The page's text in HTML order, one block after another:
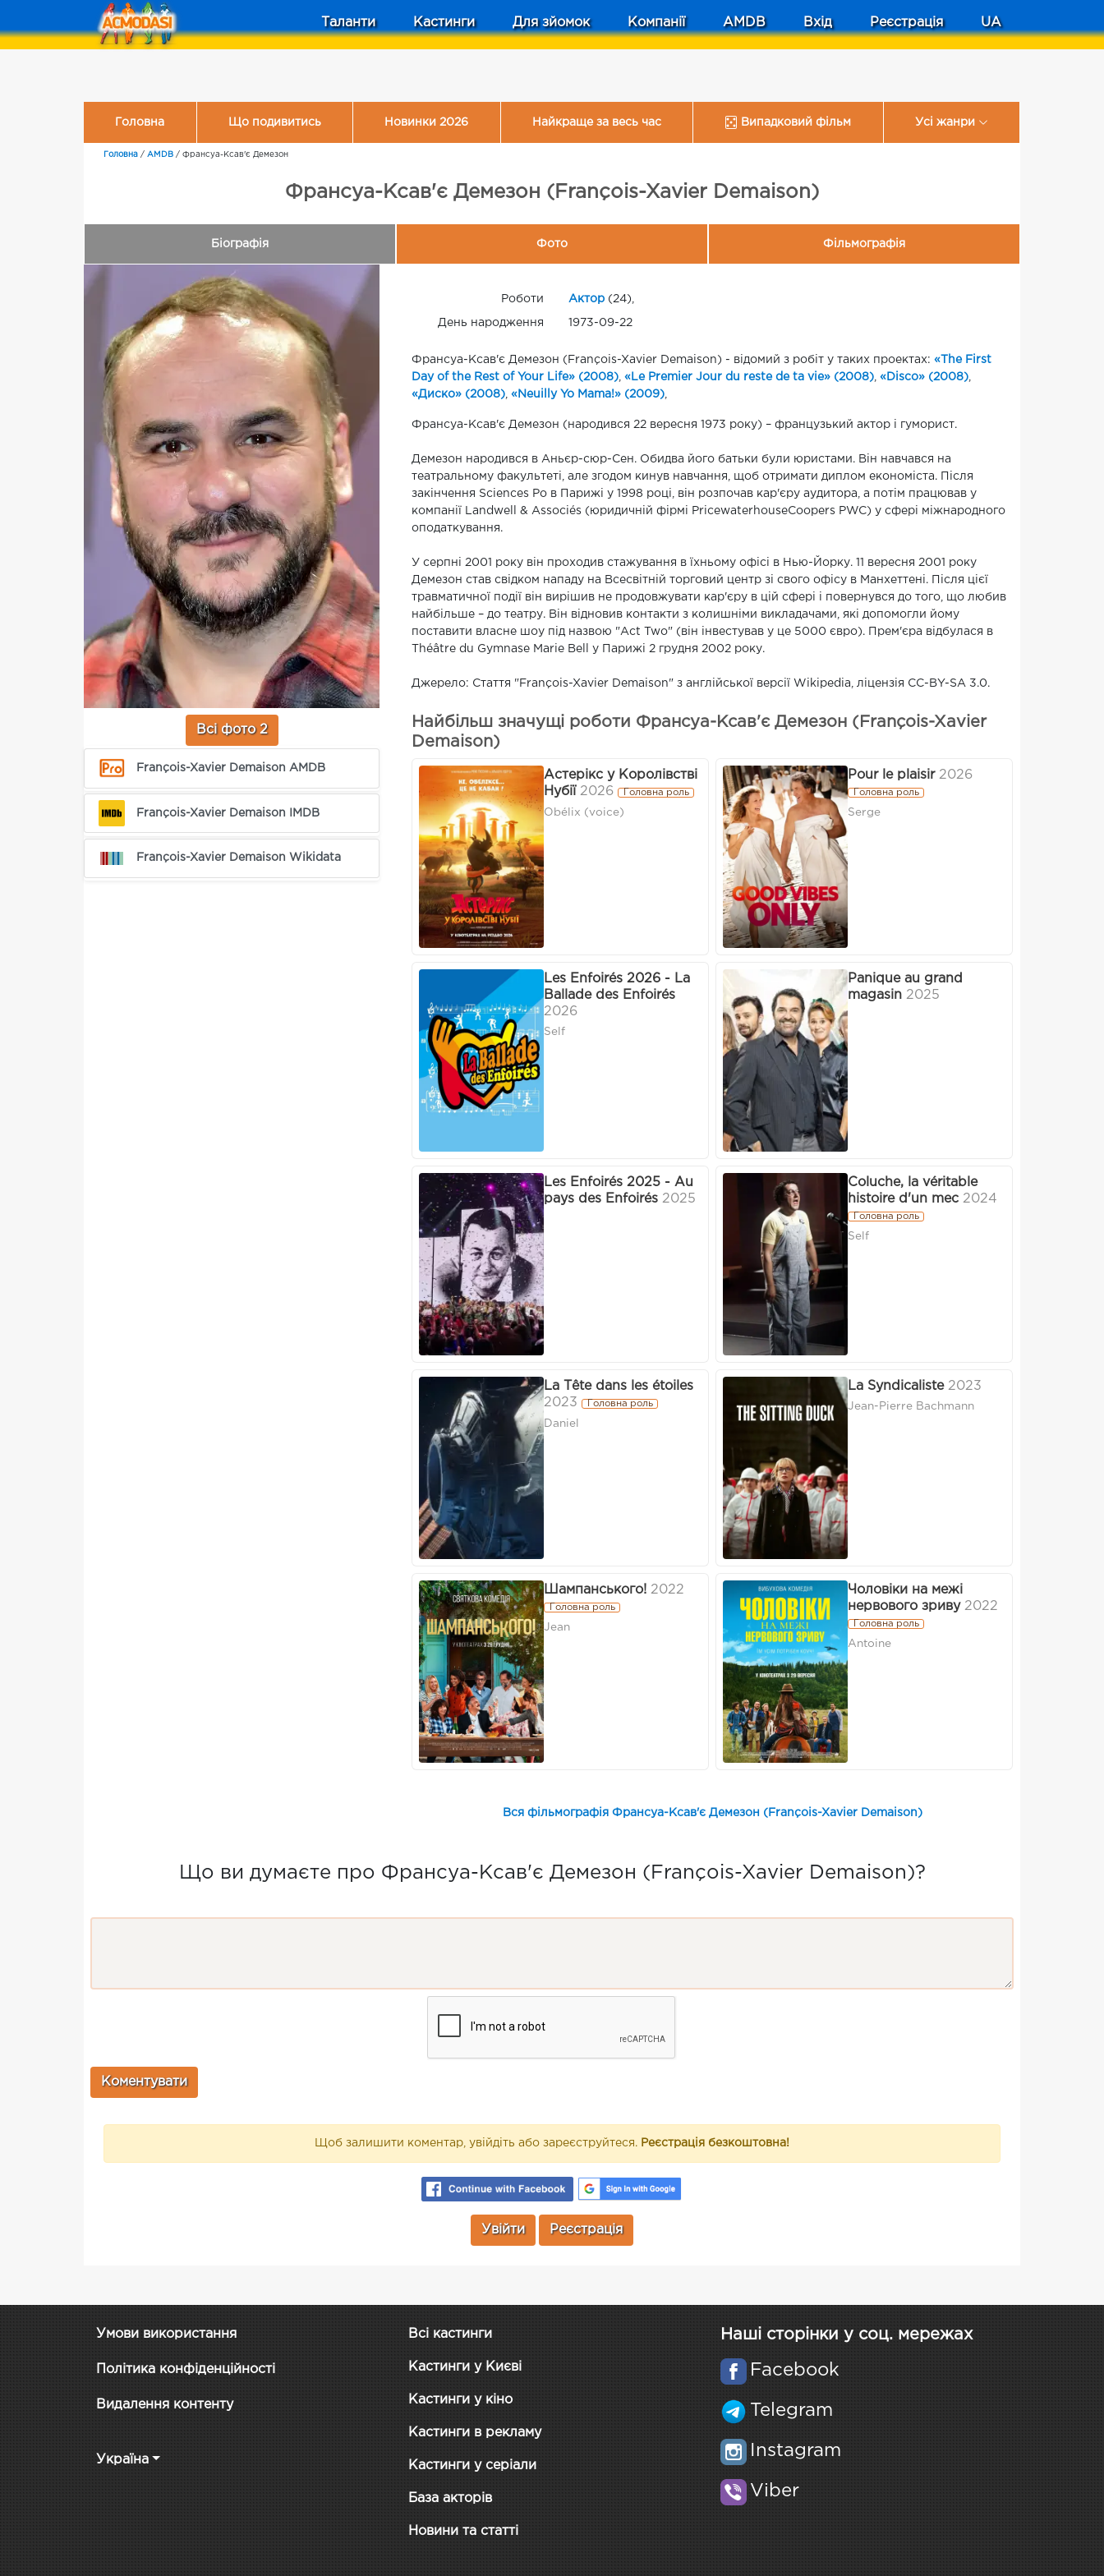
Таланти Кастинги Для зйомок Компанії AMDB Вхід Реєстрація UA
Головна Що подивитись Новинки 2026 Найкраще за весь час Випадковий фільм Усі жанри
Головна / AMDB / Франсуа-Ксав'є Демезон
Франсуа-Ксав'є Демезон (François-Xavier Demaison)
Біографія Фото Фільмографія
Всі фото 2
François-Xavier Demaison AMDB
François-Xavier Demaison IMDB
François-Xavier Demaison Wikidata
Роботи Актор(24),
День народження 1973-09-22
Франсуа-Ксав'є Демезон (François-Xavier Demaison) - відомий з робіт у таких проектах: «The First
Day of the Rest of Your Life» (2008) «Le Premier Jour du reste de ta vie» (2008) «Disco» (2008)
«Диско» (2008) «Neuilly Yo Mama!» (2009)
Франсуа-Ксав'є Демезон (народився 22 вересня 1973 року) – французький актор і гуморист.
Демезон народився в Аньєр-сюр-Сен. Обидва його батьки були юристами. Він навчався на
театральному факультеті, але згодом кинув навчання, щоб отримати диплом економіста. Після
закінчення Sciences Po в Парижі у 1998 році, він розпочав кар'єру аудитора, а потім працював у
компанії Landwell & Associés (юридичній фірмі PricewaterhouseCoopers PWC) у сфері міжнародного
оподаткування.
У серпні 2001 року він проходив стажування в їхньому офісі в Нью-Йорку. 11 вересня 2001 року
Демезон став свідком нападу на Всесвітній торговий центр зі свого офісу в Манхеттені. Після цієї
травматичної події він вирішив не продовжувати кар'єру в цій сфері і повернувся до того, що любив
найбільше – до театру. Він відновив контакти з колишніми викладачами, які допомогли йому
поставити власне шоу під назвою "Act Two" (він інвестував у це 5000 євро). Прем'єра відбулася в
Théâtre du Gymnase Marie Bell у Парижі 2 грудня 2002 року.
Джерело: Стаття "François-Xavier Demaison" з англійської версії Wikipedia, ліцензія CC-BY-SA 3.0.
Найбільш значущі роботи Франсуа-Ксав'є Демезон (François-Xavier
Demaison)
Астерікс у Королівстві
Нубії 2026 Головна роль
Obélix (voice)
Pour le plaisir 2026
Головна роль
Serge
Les Enfoirés 2026 - La
Ballade des Enfoirés
2026
Self
Panique au grand
magasin 2025
Les Enfoirés 2025 - Au
pays des Enfoirés 2025
Coluche, la véritable
histoire d'un mec 2024
Головна роль
Self
La Tête dans les étoiles
2023
Головна роль
Daniel
La Syndicaliste 2023
Jean-Pierre Bachmann
Шампанського! 2022
Головна роль
Jean
Чоловіки на межі
нервового зриву 2022
Головна роль
Antoine
Вся фільмографія Франсуа-Ксав'є Демезон (François-Xavier Demaison)
Що ви думаєте про Франсуа-Ксав'є Демезон (François-Xavier Demaison)?
Щоб залишити коментар, увійдіть або зареєструйтеся. Реєстрація безкоштовна!
Увійти Реєстрація
Умови використання
Політика конфіденційності
Видалення контенту
Україна
Всі кастинги
Кастинги у Києві
Кастинги у кіно
Кастинги в рекламу
Кастинги у серіали
База акторів
Новини та статті
Наші сторінки у соц. мережах
Facebook
Telegram
Instagram
Viber